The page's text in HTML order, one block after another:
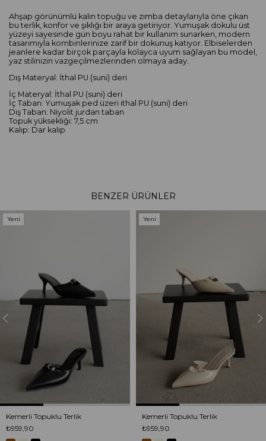
Ahşap görünümlü kalın topuğu ve zımba detaylarıyla öne çıkan
bu terlik, konfor ve şıklığı bir araya getiriyor. Yumuşak dokulu üst
yüzeyi sayesinde gün boyu rahat bir kullanım sunarken, modern
tasarımıyla kombinlerinize zarif bir dokunuş katıyor. Elbiselerden
jeanlere kadar birçok parçayla kolayca uyum sağlayan bu model,
yaz stilinizin vazgeçilmezlerinden olmaya aday.
Dış Materyal: İthal PU (suni) deri
İç Materyal: İthal PU (suni) deri
İç Taban: Yumuşak ped üzeri ithal PU (suni) deri
Dış Taban: Niyolit jurdan taban
Topuk yüksekliği: 7,5 cm
Kalıp: Dar kalıp
BENZER ÜRÜNLER
Kemerli Topuklu Terlik
₺959,90
Yeni
Kemerli Topuklu Terlik
₺959,90
Yeni